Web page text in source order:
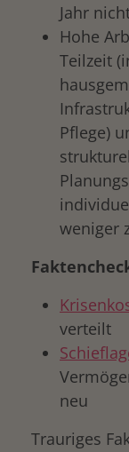
Jahr
Hohe
Teilzeit
Pflege)
weniger
verteilt
neu
Trauriges